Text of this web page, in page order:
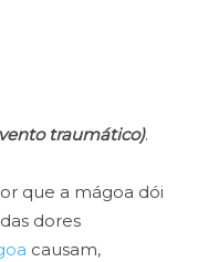
traumático).
que a mágoa dói
dores
causam,